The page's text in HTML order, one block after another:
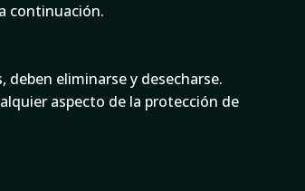
continuación.
eliminarse y desecharse.
aspecto de la protección de